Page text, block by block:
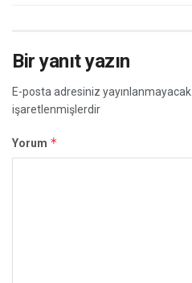
Bir yanıt yazın
E-posta adresiniz yayınlanmayacak.
işaretlenmişlerdir
Yorum *